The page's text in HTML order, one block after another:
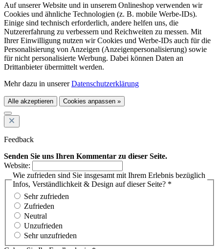
Auf unserer Website und in unserem Onlineshop verwenden wir
Cookies und ähnliche Technologien (z. B. mobile Werbe-IDs).
Einige sind technisch erforderlich, andere helfen uns, die
Nutzererfahrung zu verbessern und Reichweiten zu messen. Mit
Ihrer Einwilligung nutzen wir Cookies und Werbe-IDs auch für die
Personalisierung von Anzeigen (Anzeigenpersonalisierung) sowie
für nicht personalisierte Werbung. Dabei können Daten an
Drittanbieter übermittelt werden.
Mehr dazu in unsererDatenschutzerklärung
Alle akzeptieren Cookies anpassen »
Feedback
Senden Sie uns Ihren Kommentar zu dieser Seite.
Website:
Wie zufrieden sind Sie insgesamt mit Ihrem Erlebnis bezüglich
Infos, Verständlichkeit & Design auf dieser Seite? *
Sehr zufrieden
Zufrieden
Neutral
Unzufrieden
Sehr unzufrieden